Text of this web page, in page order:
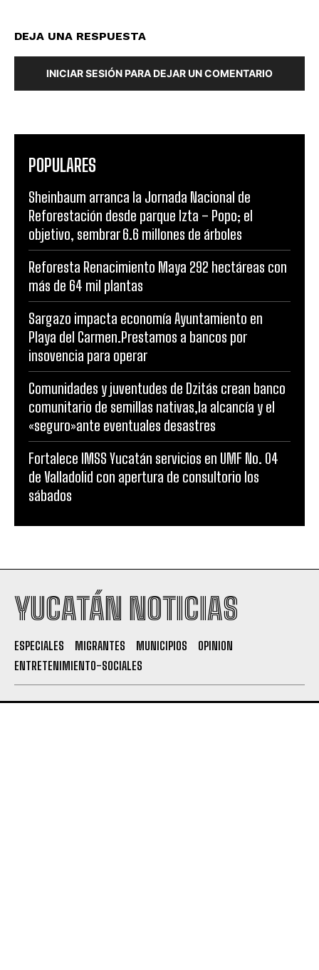
DEJA UNA RESPUESTA
INICIAR SESIÓN PARA DEJAR UN COMENTARIO
POPULARES
Sheinbaum arranca la Jornada Nacional de
Reforestación desde parque Izta – Popo; el
objetivo, sembrar 6.6 millones de árboles
Reforesta Renacimiento Maya 292 hectáreas con
más de 64 mil plantas
Sargazo impacta economía Ayuntamiento en
Playa del Carmen.Prestamos a bancos por
insovencia para operar
Comunidades y juventudes de Dzitás crean banco
comunitario de semillas nativas,la alcancía y el
«seguro»ante eventuales desastres
Fortalece IMSS Yucatán servicios en UMF No. 04
de Valladolid con apertura de consultorio los
sábados
YUCATÁN NOTICIAS
ESPECIALES MIGRANTES MUNICIPIOS
OPINION
ENTRETENIMIENTO-SOCIALES